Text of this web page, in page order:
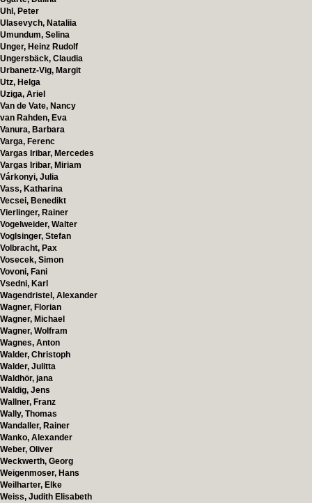
Uhl, Peter
Ulasevych, Nataliia
Umundum, Selina
Unger, Heinz Rudolf
Ungersbäck, Claudia
Urbanetz-Vig, Margit
Utz, Helga
Uziga, Ariel
Van de Vate, Nancy
van Rahden, Eva
Vanura, Barbara
Varga, Ferenc
Vargas Iribar, Mercedes
Vargas Iribar, Miriam
Várkonyi, Julia
Vass, Katharina
Vecsei, Benedikt
Vierlinger, Rainer
Vogelweider, Walter
Voglsinger, Stefan
Volbracht, Pax
Vosecek, Simon
Vovoni, Fani
Vsedni, Karl
Wagendristel, Alexander
Wagner, Florian
Wagner, Michael
Wagner, Wolfram
Wagnes, Anton
Walder, Christoph
Walder, Julitta
Waldhör, jana
Waldig, Jens
Wallner, Franz
Wally, Thomas
Wandaller, Rainer
Wanko, Alexander
Weber, Oliver
Weckwerth, Georg
Weigenmoser, Hans
Weilharter, Elke
Weiss, Judith Elisabeth